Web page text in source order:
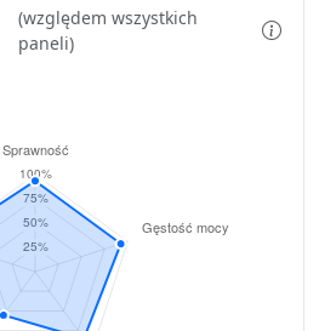
(względem wszystkich
paneli)